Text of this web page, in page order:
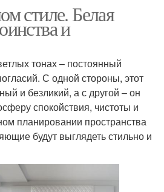
стиле. Белая
и
тонах – постоянный
С одной стороны, этот
и безликий, а с другой – он
спокойствия, чистоты и
планировании пространства
будут выглядеть стильно и